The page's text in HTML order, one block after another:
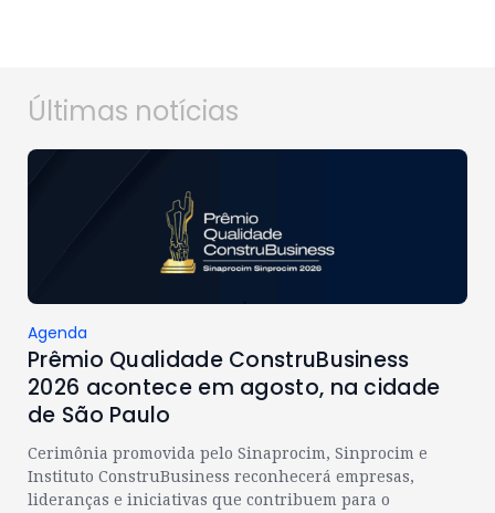
Últimas notícias
Agenda
Prêmio Qualidade ConstruBusiness
2026 acontece em agosto, na cidade
de São Paulo
Cerimônia promovida pelo Sinaprocim, Sinprocim e
Instituto ConstruBusiness reconhecerá empresas,
lideranças e iniciativas que contribuem para o